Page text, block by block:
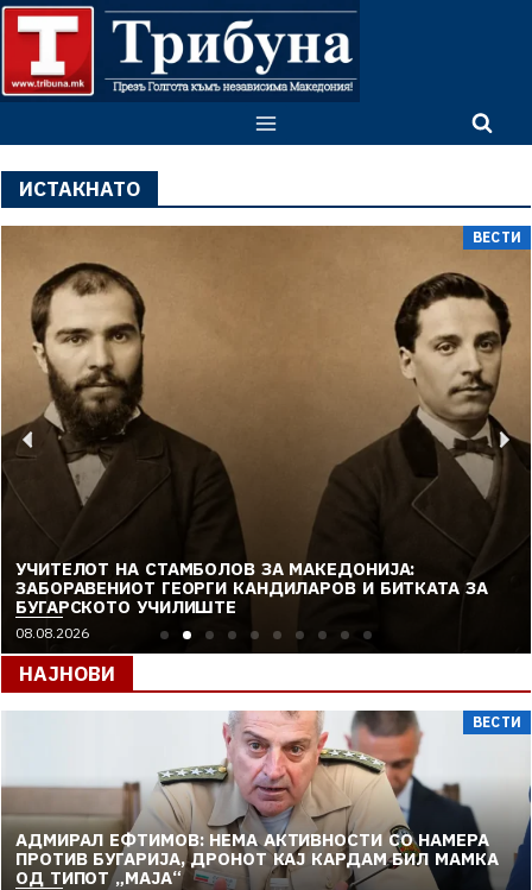
ИСТАКНАТО
ВЕСТИ
УЧИТЕЛОТ НА СТАМБОЛОВ ЗА МАКЕДОНИЈА:
ЗАБОРАВЕНИОТ ГЕОРГИ КАНДИЛАРОВ И БИТКАТА ЗА
БУГАРСКОТО УЧИЛИШТЕ
08.08.2026
НАЈНОВИ
ВЕСТИ
АДМИРАЛ ЕФТИМОВ: НЕМА АКТИВНОСТИ СО НАМЕРА
ПРОТИВ БУГАРИЈА, ДРОНОТ КАЈ КАРДАМ БИЛ МАМКА
ОД ТИПОТ „МАЈА“